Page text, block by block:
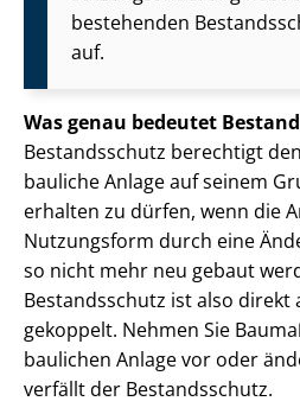
bestehenden
auf.
Was genau bedeutet
Bestandsschutz berechtigt
bauliche Anlage auf seinem
erhalten zu dürfen, wenn die
Nutzungsform durch eine
so nicht mehr neu gebaut
Bestandsschutz ist also direkt
gekoppelt. Nehmen Sie
baulichen Anlage vor oder
verfällt der Bestandsschutz.